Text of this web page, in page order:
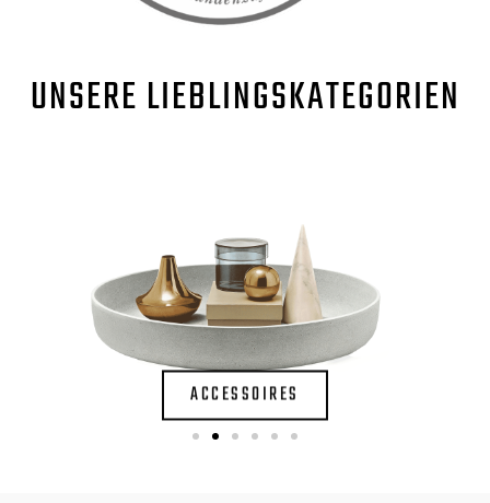
UNSERE LIEBLINGSKATEGORIEN
ACCESSOIRES